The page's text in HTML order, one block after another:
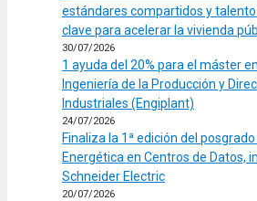
estándares compartidos y
clave para acelerar la vivienda
30/07/2026
1 ayuda del 20% para el máster
Ingeniería de la Producción y
Industriales (Engiplant)
24/07/2026
Finaliza la 1ª edición del
Energética en Centros de Datos,
Schneider Electric
20/07/2026